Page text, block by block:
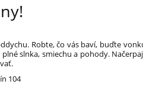
Robte, čo vás baví, buďte
slnka, smiechu a pohody.
104